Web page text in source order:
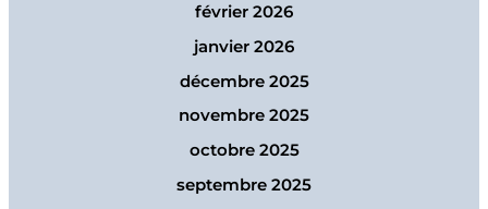
février 2026
janvier 2026
décembre 2025
novembre 2025
octobre 2025
septembre 2025